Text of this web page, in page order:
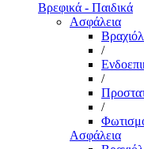
Βρεφικά - Παιδικά
Ασφάλεια
/
/
/
Ασφάλεια